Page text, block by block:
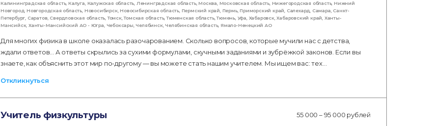
Калининградская область, Калуга Калужская область Ленинградская область, Москва Московская область, Нижегородская область, Нижний
Новгород Новгородская область Новосибирск, Новосибирская область, Пермский край Пермь, Приморский край Салехард Самара Санкт-
Петербург Саратов, Свердловская область ,Томск,Томская область,Тюменская область,Тюмень, Уфа Хабаровск,Хабаровский край Ханты-
Мансийск,Ханты-Мансийский АО - Югра Чебоксары Челябинск, Челябинская область, Ямало-Ненецкий АО
Для многих физика в школе оказалась разочарованием. Сколько вопросов, которые мучили нас с детства,
ждали ответов... А ответы скрылись за сухими формулами, скучными заданиями и зубрёжкой законов. Если вы
знаете, как объяснить этот мир по-другому — вы можете стать нашим учителем. Мы ищем вас: тех…
Откликнуться
Учитель физкультуры 55 000 – 95 000 рублей